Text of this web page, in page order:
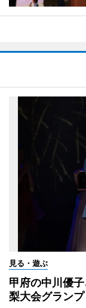
見る・遊ぶ
甲府の中川優
梨大会グラン